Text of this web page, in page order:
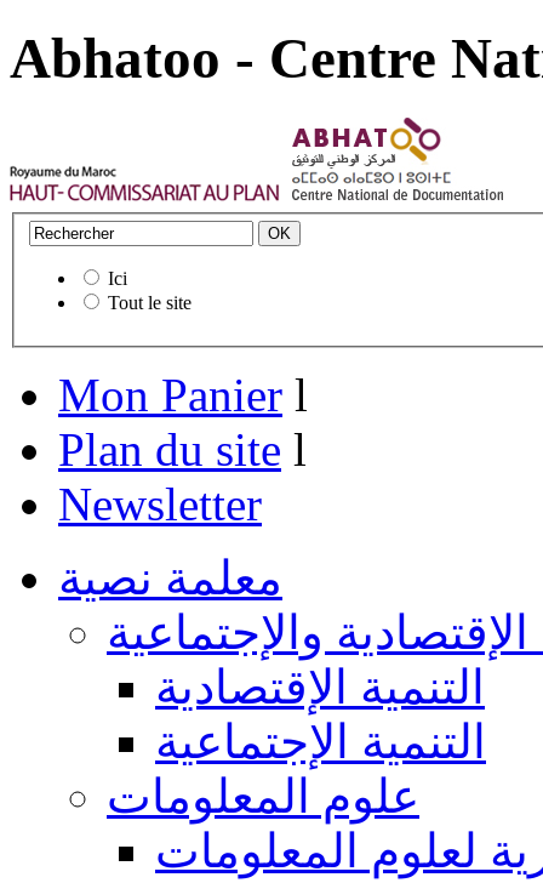
Abhatoo - Centre
Ici
Tout le site
Mon Panier l
Plan du site l
Newsletter
معلمة نصية
الإقتصادية والإجتماعية
التنمية الإقتصادية
التنمية الإجتماعية
علوم المعلومات
لعلوم المعلومات